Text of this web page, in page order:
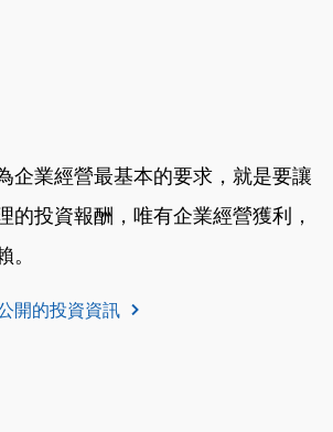
企業經營最基本的要求，就是要讓
的投資報酬，唯有企業經營獲利，
開的投資資訊